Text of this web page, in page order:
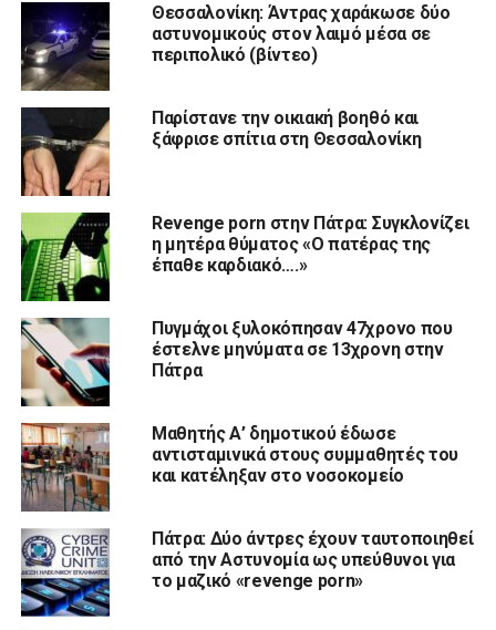
Θεσσαλονίκη: Άντρας χαράκωσε δύο
αστυνομικούς στον λαιμό μέσα σε
περιπολικό (βίντεο)
Παρίστανε την οικιακή βοηθό και
ξάφρισε σπίτια στη Θεσσαλονίκη
Revenge porn στην Πάτρα: Συγκλονίζει
η μητέρα θύματος «Ο πατέρας της
έπαθε καρδιακό….»
Πυγμάχοι ξυλοκόπησαν 47χρονο που
έστελνε μηνύματα σε 13χρονη στην
Πάτρα
Μαθητής Α’ δημοτικού έδωσε
αντισταμινικά στους συμμαθητές του
και κατέληξαν στο νοσοκομείο
Πάτρα: Δύο άντρες έχουν ταυτοποιηθεί
από την Αστυνομία ως υπεύθυνοι για
το μαζικό «revenge porn»